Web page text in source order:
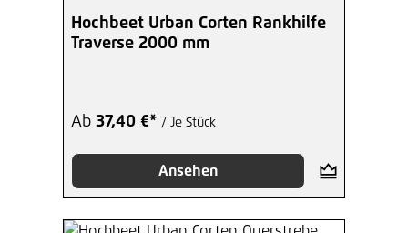
Hochbeet Urban Corten Rankhilfe
Traverse 2000 mm
Ab 37,40 €* / Je Stück
Ansehen